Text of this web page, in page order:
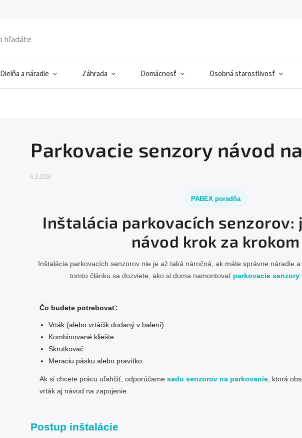
Dielňa a náradie Záhrada Domácnosť Osobná starostlivosť
Parkovacie senzory návod
6.3.2026
PABEX poradňa
Inštalácia parkovacích senzorov:
návod krok za krokom
Inštalácia parkovacích senzorov nie je až taká náročná, ak máte správne náradie
tomto článku sa dozviete, ako si doma namontovať parkovacie senzory
Čo budete potrebovať:
Vrták (alebo vrtáčik dodaný v balení)
Kombinované kliešte
Skrutkovač
Meraciu pásku alebo pravítko
Ak si chcete prácu uľahčiť, odporúčame sadu senzorov na parkovanie , ktorá
vrták aj návod na zapojenie.
Postup inštalácie